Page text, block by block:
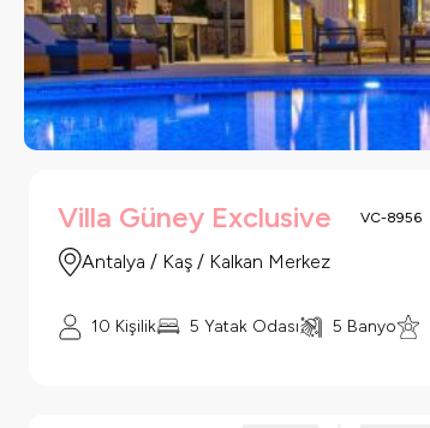
Villa Güney Exclusive VC-8956
Antalya / Kaş / Kalkan Merkez
10 Kişilik 5 Yatak Odası 5 Banyo